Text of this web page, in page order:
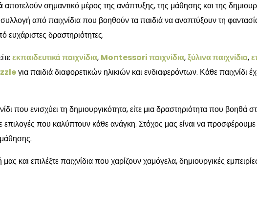
αποτελούν σημαντικό μέρος της ανάπτυξης, της μάθησης και της
από παιχνίδια που βοηθούν τα παιδιά να αναπτύξουν τη
ευχάριστες δραστηριότητες.
εκπαιδευτικά παιχνίδια, Montessori παιχνίδια,ξύλινα παιχνίδια,
για παιδιά διαφορετικών ηλικιών και ενδιαφερόντων. Κάθε παιχνίδι
που ενισχύει τη δημιουργικότητα, είτε μια δραστηριότητα που
που καλύπτουν κάθε ανάγκη. Στόχος μας είναι να
και επιλέξτε παιχνίδια που χαρίζουν χαμόγελα, δημιουργικές